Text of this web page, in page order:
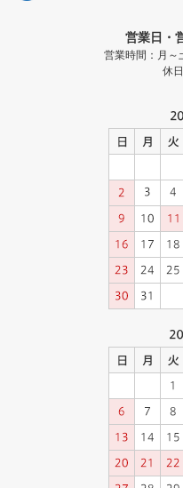
営業日・
営業時間：月
休